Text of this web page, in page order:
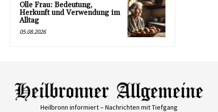
Olle Frau: Bedeutung,
Herkunft und Verwendung im
Alltag
05.08.2026
Heilbronn informiert – Nachrichten mit Tiefgang